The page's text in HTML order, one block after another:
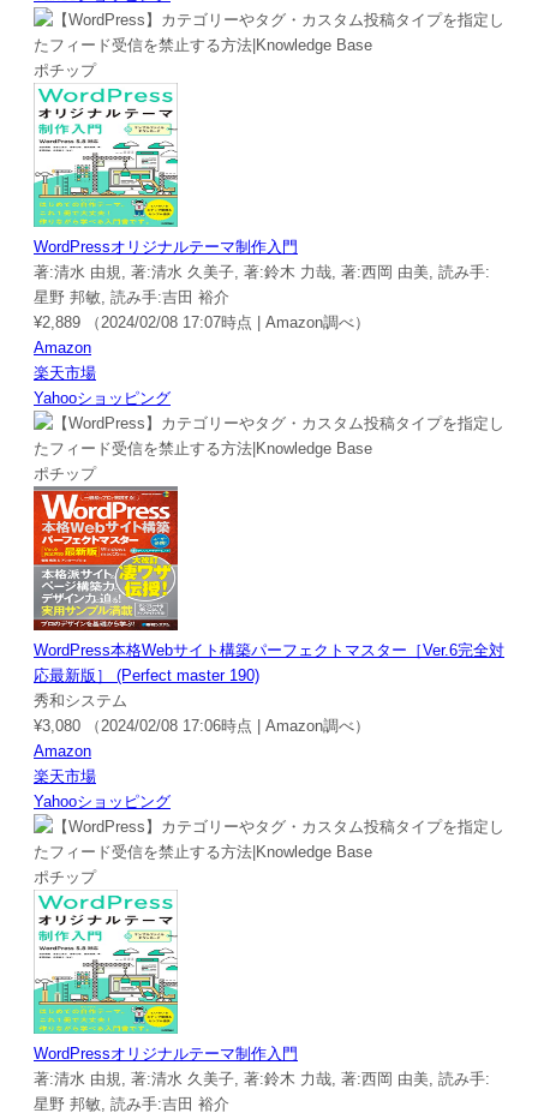
ポチップ
WordPressオリジナルテーマ制作入門
著:清水 由規, 著:清水 久美子, 著:鈴木 力哉, 著:西岡 由美, 読み手:
星野 邦敏, 読み手:吉田 裕介
¥2,889
（2024/02/08 17:07時点 | Amazon調べ）
Amazon
楽天市場
Yahooショッピング
ポチップ
WordPress本格Webサイト構築パーフェクトマスター［Ver.6完全対
応最新版］ (Perfect master 190)
秀和システム
¥3,080
（2024/02/08 17:06時点 | Amazon調べ）
Amazon
楽天市場
Yahooショッピング
ポチップ
WordPressオリジナルテーマ制作入門
著:清水 由規, 著:清水 久美子, 著:鈴木 力哉, 著:西岡 由美, 読み手:
星野 邦敏, 読み手:吉田 裕介